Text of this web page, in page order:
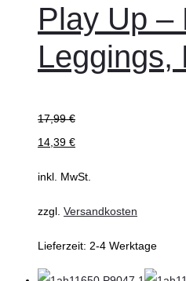
Play Up –
Leggings,
17,99€
14,39 €
inkl. MwSt.
zzgl. Versandkosten
Lieferzeit: 2-4 Werktage